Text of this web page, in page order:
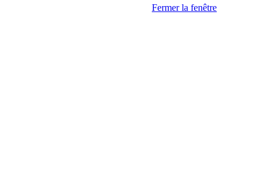
Fermer la fenêtre